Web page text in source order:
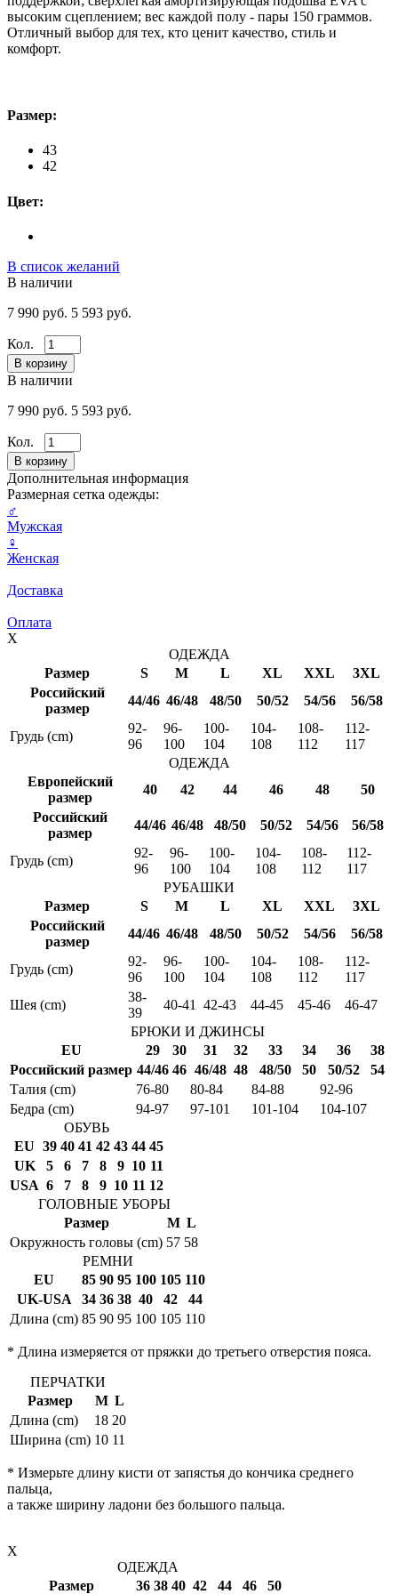
высоким сцеплением; вес каждой полу - пары 150 граммов.
Отличный выбор для тех, кто ценит качество, стиль и
комфорт.
Размер:
43
42
Цвет:
В список желаний
В наличии
7 990 руб. 5 593 руб.
Кол.
В наличии
7 990 руб. 5 593 руб.
Кол.
Дополнительная информация
Размерная сетка одежды:
♂
Мужская
♀
Женская
Доставка
Оплата
X
ОДЕЖДА
Размер
S M L XL XXL
3XL
Российский
размер
44/46 46/48 48/50 50/52 54/56 56/58
Грудь (cm)
92-
96
96-
100
100-
104
104-
108
108-
112
112-
117
ОДЕЖДА
Европейский
размер
40 42 44 46 48
50
Российский
размер
44/46 46/48 48/50 50/52 54/56 56/58
Грудь (cm)
92-
96
96-
100
100-
104
104-
108
108-
112
112-
117
РУБАШКИ
Размер
S M L XL XXL
3XL
Российский
размер
44/46 46/48 48/50 50/52 54/56 56/58
Грудь (cm)
92-
96
96-
100
100-
104
104-
108
108-
112
112-
117
Шея (cm)
38-
39
40-41 42-43 44-45 45-46
46-47
БРЮКИ И ДЖИНСЫ
EU
29 30 31 32 33 34 36
38
Российский размер 44/46 46 46/48 48 48/50 50 50/52
54
Талия (cm)
76-80 80-84 84-88
92-96
Бедра (cm)
94-97 97-101 101-104
104-107
ОБУВЬ
EU 39 40 41 42 43 44 45
UK
5 6 7 8 9 10 11
USA 6 7 8 9 10 11 12
ГОЛОВНЫЕ УБОРЫ
Размер
M L
Окружность головы (cm) 57 58
РЕМНИ
EU
85 90 95 100 105 110
UK-USA
34 36 38 40 42
44
Длина (cm) 85 90 95 100 105 110
* Длина измеряется от пряжки до третьего отверстия пояса.
ПЕРЧАТКИ
Размер
M L
Длина (cm)
18 20
Ширина (cm) 10 11
* Измерьте длину кисти от запястья до кончика среднего
пальца,
а также ширину ладони без большого пальца.
X
ОДЕЖДА
Размер
36 38 40 42 44 46 50